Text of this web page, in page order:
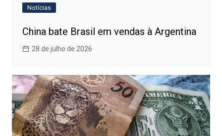
Notícias
China bate Brasil em vendas à Argentina
28 de julho de 2026